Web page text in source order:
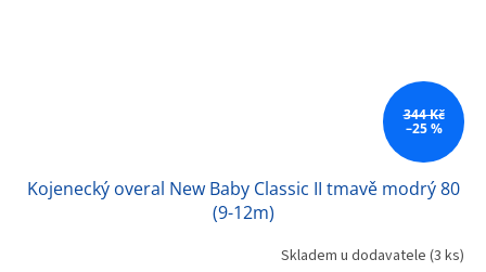
344 Kč
–25 %
Kojenecký overal New Baby Classic II tmavě modrý 80
(9-12m)
Skladem u dodavatele (3 ks)